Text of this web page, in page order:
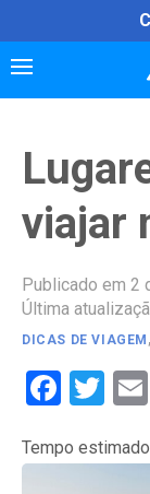
to
content
viajar
Publicado em 2
Última
DICAS DE VIAGEM ,
Tempo